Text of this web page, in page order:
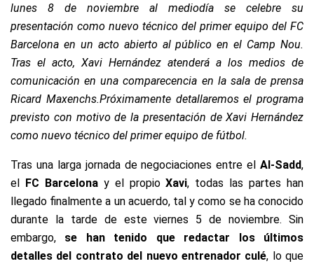
lunes 8 de noviembre al mediodía se celebre su
presentación como nuevo técnico del primer equipo del FC
Barcelona en un acto abierto al público en el Camp Nou.
Tras el acto, Xavi Hernández atenderá a los medios de
comunicación en una comparecencia en la sala de prensa
Ricard Maxenchs.Próximamente detallaremos el programa
previsto con motivo de la presentación de Xavi Hernández
como nuevo técnico del primer equipo de fútbol.
Tras una larga jornada de negociaciones entre el Al-Sadd,
el FC Barcelonay el propioXavi, todas las partes han
llegado finalmente a un acuerdo, tal y como se ha conocido
durante la tarde de este viernes 5 de noviembre. Sin
embargo, se han tenido que redactar los últimos
detalles del contrato del nuevo entrenador culé, lo que